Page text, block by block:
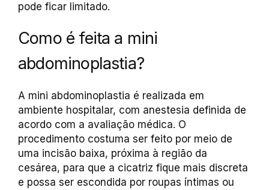
pode ficar limitado.
Como é feita a mini
abdominoplastia?
A mini abdominoplastia é realizada em
ambiente hospitalar, com anestesia definida de
acordo com a avaliação médica. O
procedimento costuma ser feito por meio de
uma incisão baixa, próxima à região da
cesárea, para que a cicatriz fique mais discreta
e possa ser escondida por roupas íntimas ou